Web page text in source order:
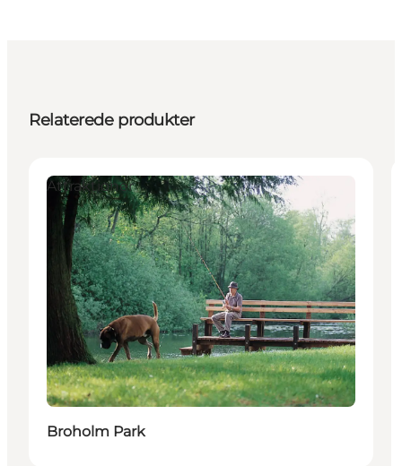
Relaterede produkter
Attraktioner
Broholm Park